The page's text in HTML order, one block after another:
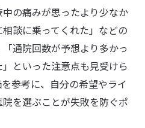
の痛みが思ったより少なか
談に乗ってくれた」などの
通院回数が予想より多かっ
といった注意点も見受けら
参考に、自分の希望やライ
を選ぶことが失敗を防ぐポ